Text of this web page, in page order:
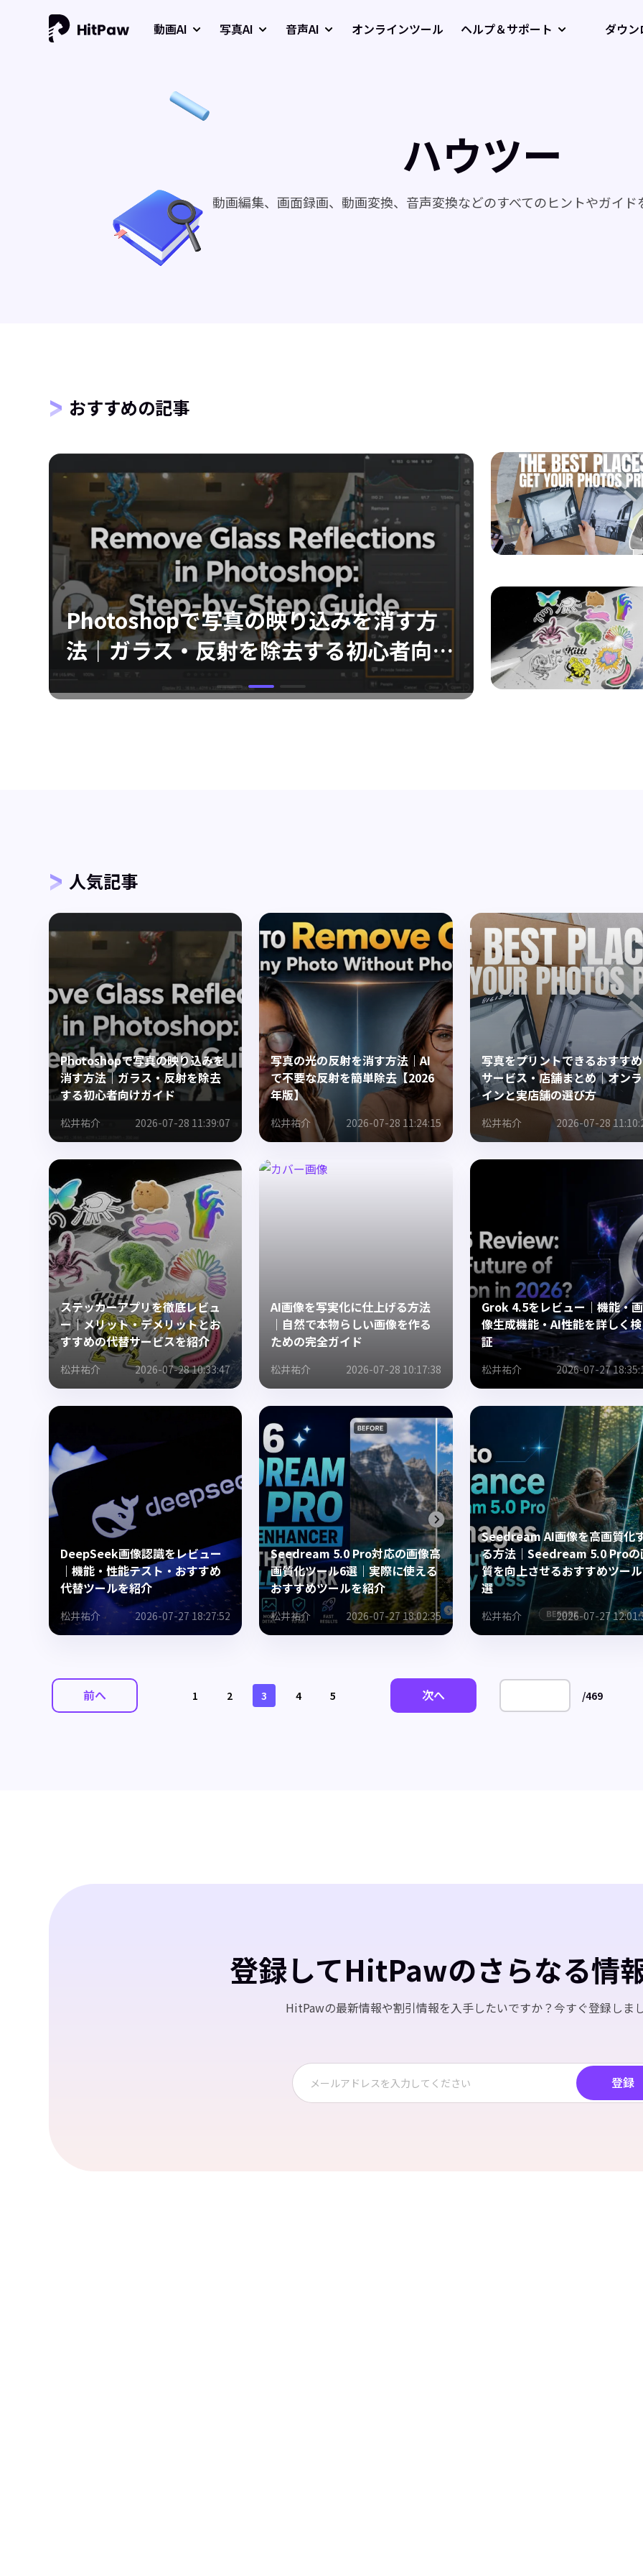
動画AI 写真AI 音声AI オンラインツール ヘルプ＆サポート ダウ
ハウツー
動画編集、画面録画、動画変換、音声変換などのすべてのヒントやガイド
おすすめの記事
Photoshopで写真の映り込みを消す方
法｜ガラス・反射を除去する初心者向け
ガイド
写真の光の反
反射を簡単除
人気記事
Photoshopで写真の映り込みを
消す方法｜ガラス・反射を除去
する初心者向けガイド
松井祐介 2026-07-28 11:39:07
写真の光の反射を消す方法｜AI
で不要な反射を簡単除去【2026
年版】
松井祐介 2026-07-28 11:24:15
写真をプリントできるおすすめ
サービス・店舗まとめ｜オンラ
インと実店舗の選び方
松井祐介 2026-07-28
ステッカーアプリを徹底レビュ
ー｜メリット・デメリットとお
すすめの代替サービスを紹介
松井祐介 2026-07-28 10:33:47
AI画像を写実化に仕上げる方法
｜自然で本物らしい画像を作る
ための完全ガイド
松井祐介 2026-07-28 10:17:38
Grok 4.5をレビュー｜機能・画
像生成機能・AI性能を詳しく検
証
松井祐介 2026-07-27
DeepSeek画像認識をレビュー
｜機能・性能テスト・おすすめ
代替ツールを紹介
松井祐介 2026-07-27 18:27:52
Seedream 5.0 Pro対応の画像高
画質化ツール6選｜実際に使える
おすすめツールを紹介
松井祐介 2026-07-27 18:02:35
Seedream AI画像を高画質化
る方法｜Seedream 5.0 Proの
質を向上させるおすすめツー
選
松井祐介 2026-07-27
前へ 1 2 3 4 5 次へ /469
登録してHitPawのさらなる情
HitPawの最新情報や割引情報を入手したいですか？今すぐ登録しま
登録